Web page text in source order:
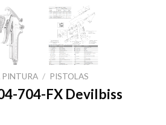
PINTURA / PISTOLAS
704-FX Devilbiss